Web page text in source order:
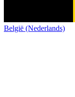
België (Nederlands)